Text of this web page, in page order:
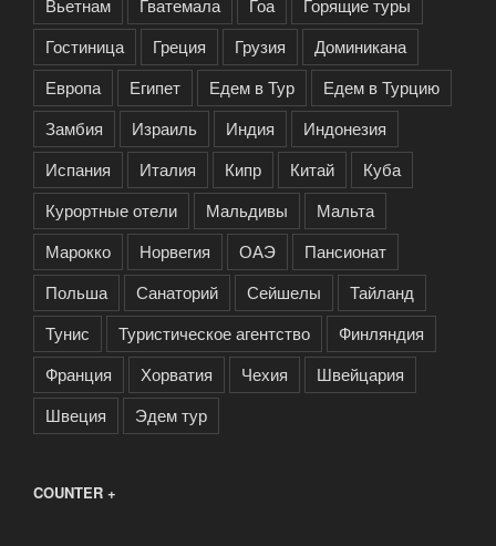
Гостиница
Греция Грузия
Доминикана
Европа
Египет Едем в Тур
Едем в Турцию
Замбия
Израиль Индия
Индонезия
Испания
Италия Кипр Китай
Куба
Курортные отели
Мальдивы
Мальта
Марокко
Норвегия ОАЭ
Пансионат
Польша
Санаторий Сейшелы
Тайланд
Тунис
Туристическое агентство
Финляндия
Франция
Хорватия Чехия
Швейцария
Швеция
Эдем тур
COUNTER +